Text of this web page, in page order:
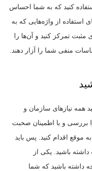
کنید که به شما احساس
از واژه‌هایی که به
تمرکز کنید و آن‌ها را
منفی شما را آزار دهند.
همه نیازهای سازمان و
بررسی و با اطمینان صحبت
موقع اقدام کنید. پس باید
باشید. یکی از
داشته باشید که شما